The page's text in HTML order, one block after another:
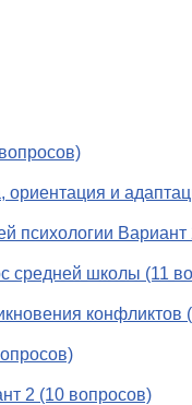
ориентация и
психологии Вариант
средней школы (11
конфликтов
2 (10 вопросов)